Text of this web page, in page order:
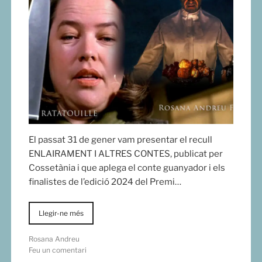
El passat 31 de gener vam presentar el recull
ENLAIRAMENT I ALTRES CONTES, publicat per
Cossetània i que aplega el conte guanyador i els
finalistes de l’edició 2024 del Premi…
Llegir-ne més
Rosana Andreu
Feu un comentari